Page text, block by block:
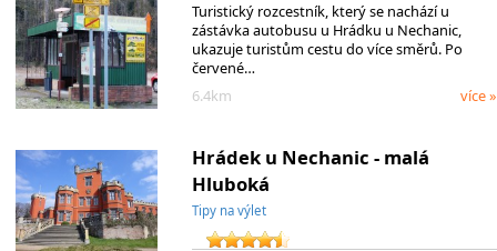
Turistický rozcestník, který se nachází u
zástávka autobusu u Hrádku u Nechanic,
ukazuje turistům cestu do více směrů. Po
červené…
6.4km
více »
Hrádek u Nechanic - malá
Hluboká
Tipy na výlet